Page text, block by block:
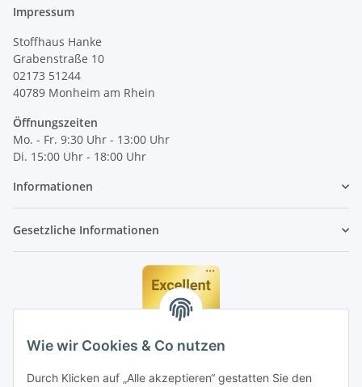
Wie wir Cookies & Co nutzen
Durch Klicken auf „Alle akzeptieren“ gestatten Sie den
Impressum
Stoffhaus Hanke
Grabenstraße 10
02173 51244
40789 Monheim am Rhein
Öffnungszeiten
Mo. - Fr. 9:30 Uhr - 13:00 Uhr
Di. 15:00 Uhr - 18:00 Uhr
Informationen
Gesetzliche Informationen